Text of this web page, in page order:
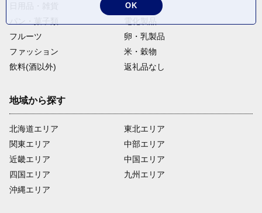
野菜
フルーツ
卵・乳製品
ファッション
米・穀物
飲料(酒以外)
返礼品なし
地域から探す
北海道エリア
関東エリア
近畿エリア
四国エリア
沖縄エリア
東北エリア
中部エリア
中国エリア
九州エリア
OK